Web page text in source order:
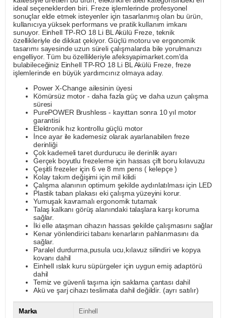
ideal seçeneklerden biri. Freze işlemlerinde profesyonel
sonuçlar elde etmek isteyenler için tasarlanmış olan bu ürün,
kullanıcıya yüksek performans ve pratik kullanım imkanı
sunuyor. Einhell TP-RO 18 Li BL Akülü Freze, teknik
özellikleriyle de dikkat çekiyor. Güçlü motoru ve ergonomik
tasarımı sayesinde uzun süreli çalışmalarda bile yorulmanızı
engelliyor. Tüm bu özellikleriyle afeksyapimarket.com'da
bulabileceğiniz Einhell TP-RO 18 Li BL Akülü Freze, freze
işlemlerinde en büyük yardımcınız olmaya aday.
Power X-Change ailesinin üyesi
Kömürsüz motor - daha fazla güç ve daha uzun çalışma
süresi
PurePOWER Brushless - kayıttan sonra 10 yıl motor
garantisi
Elektronik hız kontrollu güçlü motor
İnce ayar ile kademesiz olarak ayarlanabilen freze
derinliği
Çok kademeli taret durdurucu ile derinlik ayarı
Gerçek boyutlu frezeleme için hassas çift boru kılavuzu
Çeşitli frezeler için 6 ve 8 mm pens ( kelepçe )
Kolay takım değişimi için mil kilidi
Çalışma alanının optimum şekilde aydınlatılması için LED
Plastik taban plakası eki çalışma yüzeyini korur.
Yumuşak kavramalı ergonomik tutamak
Talaş kalkanı görüş alanındaki talaşlara karşı koruma
sağlar.
İki elle ataşman cihazın hassas şekilde çalışmasını sağlar
Kenar yönlendirici tabanı kenarların pahlanmasını da
sağlar.
Paralel durdurma,pusula ucu,kılavuz silindiri ve kopya
kovanı dahil
Einhell ıslak kuru süpürgeler için uygun emiş adaptörü
dahil
Temiz ve güvenli taşıma için saklama çantası dahil
Akü ve şarj cihazı teslimata dahil değildir. (ayrı satılır)
Marka Einhell